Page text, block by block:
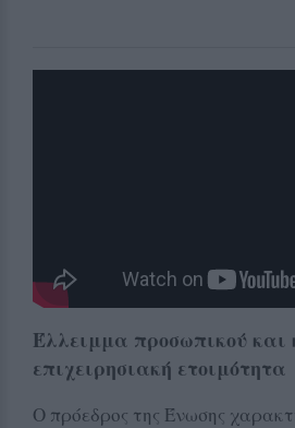
Έλλειμμα προσωπικού και
επιχειρησιακή ετοιμότητα
Ο πρόεδρος της Ένωσης